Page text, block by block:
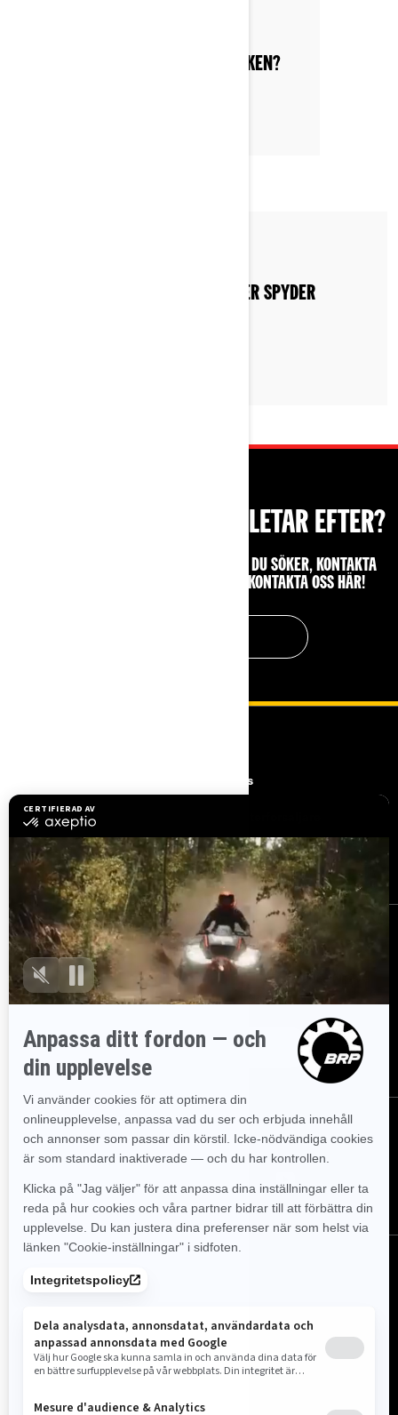
VAR HITTAR JAG INSTRUKTIONSBOKEN?
ATT HITTA EN CAN-AM RYKER ELLER SPYDER
HITTAR DU INTE DET DU LETAR EFTER?
OM DU FORTFARANDE INTE HITTAR DET DU SÖKER, KONTAKTA
DIN LOKALA ÅTERFÖRSÄLJARE ELLER KONTAKTA OSS HÄR!
Need Help
Säkerhetsåterkallelser
Careers
BRP Experiences
REGISTRERA DIG
Gå med i nyhetsbrevet.
Var först med att få reda på de senaste
evenemangen, nyheterna och erbjudandena.
PRENUMERERA
FÖLJ OSS